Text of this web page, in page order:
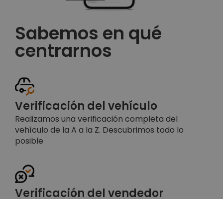
Sabemos en qué
centrarnos
Verificación del vehículo
Realizamos una verificación completa del
vehículo de la A a la Z. Descubrimos todo lo
posible
Verificación del vendedor